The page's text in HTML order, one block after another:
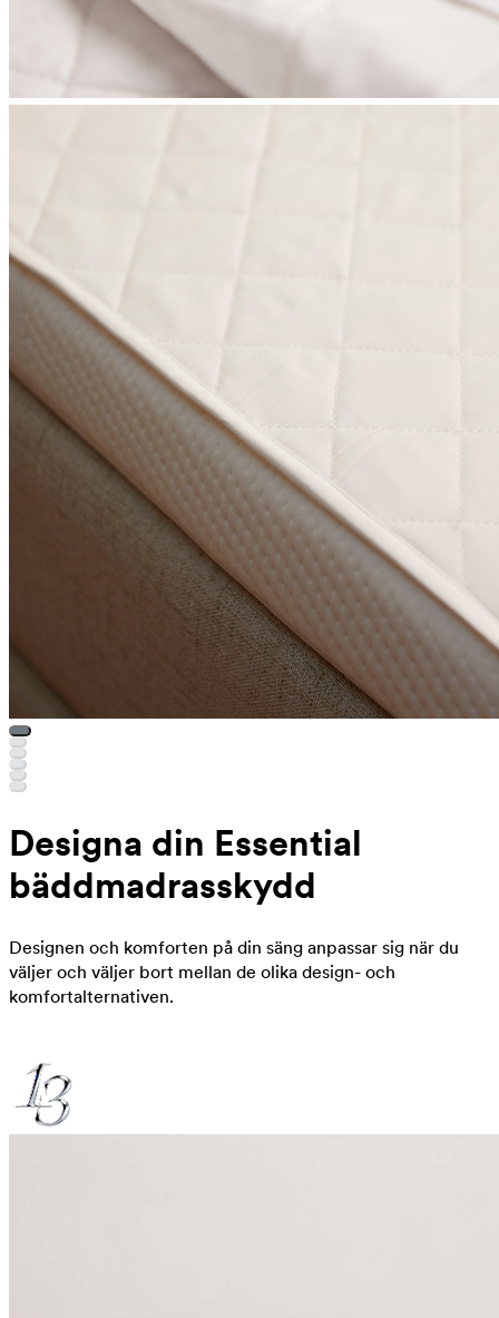
Designa din Essential
bäddmadrasskydd
Designen och komforten på din säng anpassar sig när du
väljer och väljer bort mellan de olika design- och
komfortalternativen.